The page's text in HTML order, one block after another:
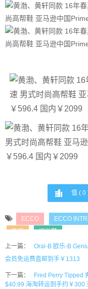
值 ( 0
ECCO ECCO
盈速
运动鞋
上一篇：
Oral-B 欧乐-B
会员免运费直邮到手￥1313
下一篇：
Fred Perry Tipped
$40.99 海淘转运到手约￥300